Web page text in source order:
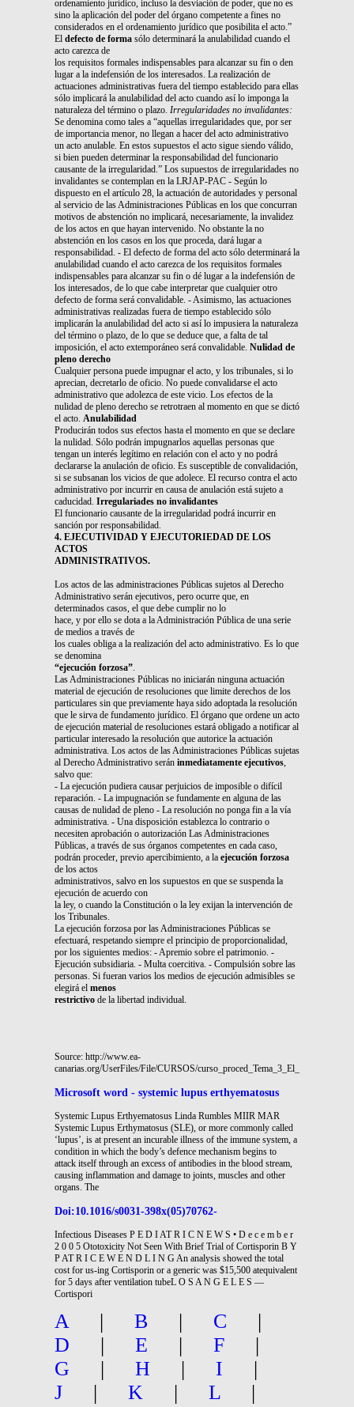
ordenamiento jurídico, incluso la desviación de poder, que no es
sino la aplicación del poder del órgano competente a fines no
considerados en el ordenamiento jurídico que posibilita el acto.”
El defecto de forma sólo determinará la anulabilidad cuando el
acto carezca de
los requisitos formales indispensables para alcanzar su fin o den
lugar a la indefensión de los interesados. La realización de
actuaciones administrativas fuera del tiempo establecido para ellas
sólo implicará la anulabilidad del acto cuando así lo imponga la
naturaleza del término o plazo. Irregularidades no invalidantes:
Se denomina como tales a “aquellas irregularidades que, por ser
de importancia menor, no llegan a hacer del acto administrativo
un acto anulable. En estos supuestos el acto sigue siendo válido,
si bien pueden determinar la responsabilidad del funcionario
causante de la irregularidad.” Los supuestos de irregularidades no
invalidantes se contemplan en la LRJAP-PAC - Según lo
dispuesto en el artículo 28, la actuación de autoridades y personal
al servicio de las Administraciones Públicas en los que concurran
motivos de abstención no implicará, necesariamente, la invalidez
de los actos en que hayan intervenido. No obstante la no
abstención en los casos en los que proceda, dará lugar a
responsabilidad. - El defecto de forma del acto sólo determinará la
anulabilidad cuando el acto carezca de los requisitos formales
indispensables para alcanzar su fin o dé lugar a la indefensión de
los interesados, de lo que cabe interpretar que cualquier otro
defecto de forma será convalidable. - Asimismo, las actuaciones
administrativas realizadas fuera de tiempo establecido sólo
implicarán la anulabilidad del acto si así lo impusiera la naturaleza
del término o plazo, de lo que se deduce que, a falta de tal
imposición, el acto extemporáneo será convalidable. Nulidad de
pleno derecho
Cualquier persona puede impugnar el acto, y los tribunales, si lo
aprecian, decretarlo de oficio. No puede convalidarse el acto
administrativo que adolezca de este vicio. Los efectos de la
nulidad de pleno derecho se retrotraen al momento en que se dictó
el acto. Anulabilidad
Producirán todos sus efectos hasta el momento en que se declare
la nulidad. Sólo podrán impugnarlos aquellas personas que
tengan un interés legítimo en relación con el acto y no podrá
declararse la anulación de oficio. Es susceptible de convalidación,
si se subsanan los vicios de que adolece. El recurso contra el acto
administrativo por incurrir en causa de anulación está sujeto a
caducidad. Irregulariades no invalidantes
El funcionario causante de la irregularidad podrá incurrir en
sanción por responsabilidad.
4. EJECUTIVIDAD Y EJECUTORIEDAD DE LOS
ACTOS
ADMINISTRATIVOS.
Los actos de las administraciones Públicas sujetos al Derecho
Administrativo serán ejecutivos, pero ocurre que, en
determinados casos, el que debe cumplir no lo
hace, y por ello se dota a la Administración Pública de una serie
de medios a través de
los cuales obliga a la realización del acto administrativo. Es lo que
se denomina
“ejecución forzosa”.
Las Administraciones Públicas no iniciarán ninguna actuación
material de ejecución de resoluciones que limite derechos de los
particulares sin que previamente haya sido adoptada la resolución
que le sirva de fundamento jurídico. El órgano que ordene un acto
de ejecución material de resoluciones estará obligado a notificar al
particular interesado la resolución que autorice la actuación
administrativa. Los actos de las Administraciones Públicas sujetas
al Derecho Administrativo serán inmediatamente ejecutivos,
salvo que:
- La ejecución pudiera causar perjuicios de imposible o difícil
reparación. - La impugnación se fundamente en alguna de las
causas de nulidad de pleno - La resolución no ponga fin a la vía
administrativa. - Una disposición establezca lo contrario o
necesiten aprobación o autorización Las Administraciones
Públicas, a través de sus órganos competentes en cada caso,
podrán proceder, previo apercibimiento, a la ejecución forzosa
de los actos
administrativos, salvo en los supuestos en que se suspenda la
ejecución de acuerdo con
la ley, o cuando la Constitución o la ley exijan la intervención de
los Tribunales.
La ejecución forzosa por las Administraciones Públicas se
efectuará, respetando siempre el principio de proporcionalidad,
por los siguientes medios: - Apremio sobre el patrimonio. -
Ejecución subsidiaria. - Multa coercitiva. - Compulsión sobre las
personas. Si fueran varios los medios de ejecución admisibles se
elegirá el menos
restrictivo de la libertad individual.
Source: http://www.ea-
canarias.org/UserFiles/File/CURSOS/
Microsoft word - systemic lupus erthyematosus
Systemic Lupus Erthyematosus Linda Rumbles MIIR MAR
Systemic Lupus Erthymatosus (SLE), or more commonly called
‘lupus’, is at present an incurable illness of the immune system, a
condition in which the body’s defence mechanism begins to
attack itself through an excess of antibodies in the blood stream,
causing inflammation and damage to joints, muscles and other
organs. The
Doi:10.1016/s0031-398x(05)70762-
Infectious Diseases P E D I AT R I C N E W S • D e c e m b e r
2 0 0 5 Ototoxicity Not Seen With Brief Trial of Cortisporin B Y
P AT R I C E W E N D L I N G An analysis showed the total
cost for us-ing Cortisporin or a generic was $15,500 atequivalent
for 5 days after ventilation tubeL O S A N G E L E S —
Cortispori
A | B | C
|
D
| E | F
|
G
| H | I
|
J
| K | L
|